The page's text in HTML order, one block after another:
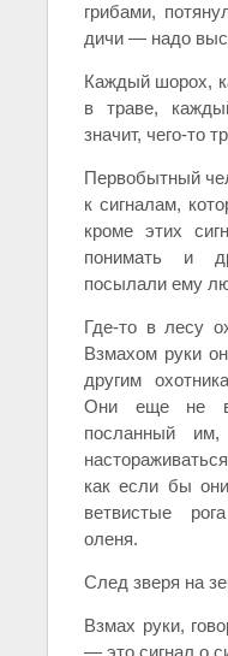
грибами,
дичи — надо
Каждый шорох,
в траве,
значит, чего-то
Первобытный
к сигналам,
кроме этих
понимать и
посылали ему
Где-то в лесу
Взмахом руки
другим
Они еще не
посланный
как если бы
ветвистые
оленя.
След зверя на
Взмах руки,
— это сигнал о